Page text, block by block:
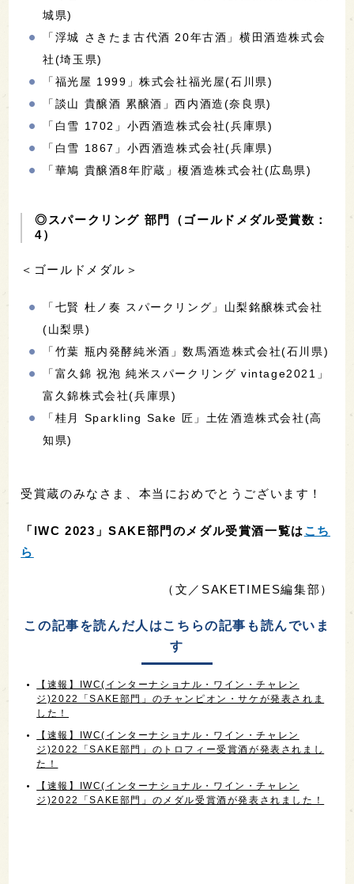
城県)
「浮城 さきたま古代酒 20年古酒」横田酒造株式会
社(埼玉県)
「福光屋 1999」株式会社福光屋(石川県)
「談山 貴醸酒 累醸酒」西内酒造(奈良県)
「白雪 1702」小西酒造株式会社(兵庫県)
「白雪 1867」小西酒造株式会社(兵庫県)
「華鳩 貴醸酒8年貯蔵」榎酒造株式会社(広島県)
◎スパークリング 部門（ゴールドメダル受賞数：
4）
＜ゴールドメダル＞
「七賢 杜ノ奏 スパークリング」山梨銘醸株式会社
(山梨県)
「竹葉 瓶内発酵純米酒」数馬酒造株式会社(石川県)
「富久錦 祝泡 純米スパークリング vintage2021」
富久錦株式会社(兵庫県)
「桂月 Sparkling Sake 匠」土佐酒造株式会社(高
知県)
受賞蔵のみなさま、本当におめでとうございます！
「IWC 2023」SAKE部門のメダル受賞酒一覧はこち
ら
（文／SAKETIMES編集部）
この記事を読んだ人はこちらの記事も読んでいま
す
【速報】IWC(インターナショナル・ワイン・チャレン
ジ)2022「SAKE部門」のチャンピオン・サケが発表されま
した！
【速報】IWC(インターナショナル・ワイン・チャレン
ジ)2022「SAKE部門」のトロフィー受賞酒が発表されまし
た！
【速報】IWC(インターナショナル・ワイン・チャレン
ジ)2022「SAKE部門」のメダル受賞酒が発表されました！